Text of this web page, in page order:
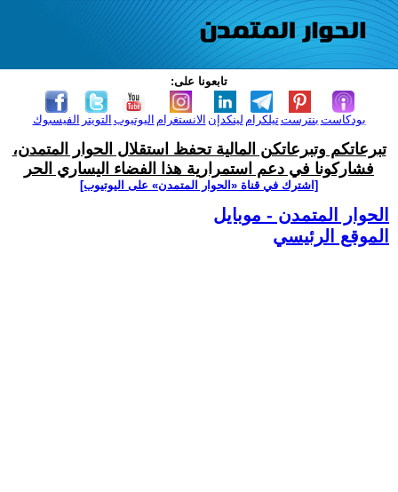
تابعونا على:
الفيسبوك التويتر اليوتيوب الانستغرام لينكدإن تيلكرامبنترست بودكاست
تبرعاتكم وتبرعاتكن المالية تحفظ استقلال الحوار المتمدن،
فشاركونا في دعم استمرارية هذا الفضاء اليساري الحر
[اشترك في قناة ‫«الحوار المتمدن» على اليوتيوب]
الحوار المتمدن - موبايل
الموقع الرئيسي